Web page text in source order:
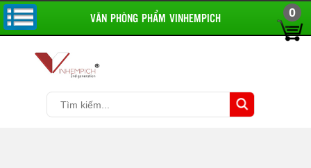
VĂN PHÒNG PHẨM VINHEMPICH 0